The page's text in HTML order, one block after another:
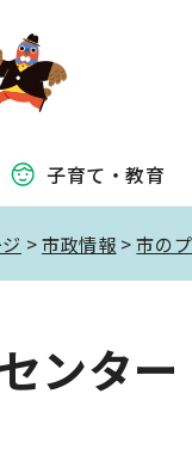
子育て・教育
>市政情報 >市の
ンター